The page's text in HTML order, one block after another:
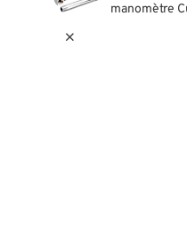
manomètre
